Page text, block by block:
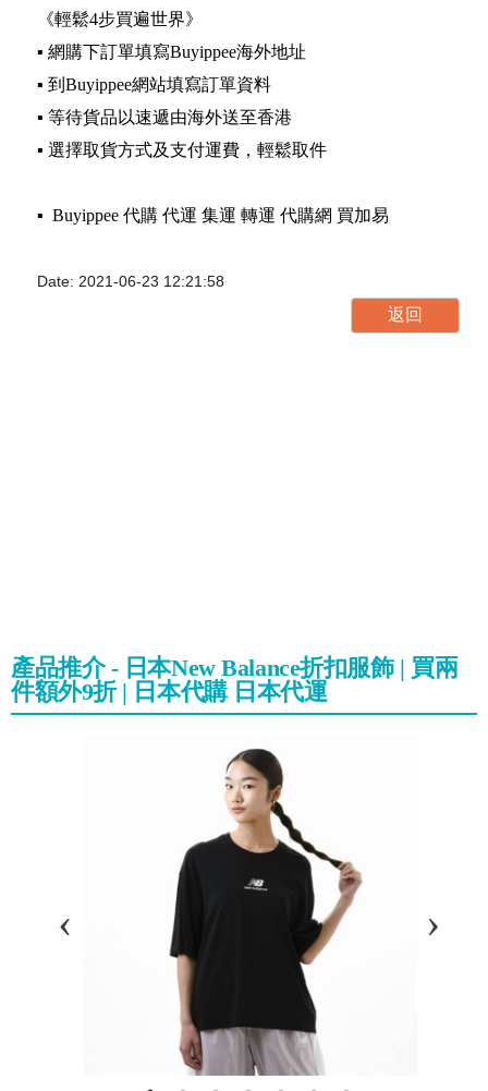
《輕鬆4步買遍世界》
▪️ 網購下訂單填寫Buyippee海外地址
▪️ 到Buyippee網站填寫訂單資料
▪️ 等待貨品以速遞由海外送至香港
▪️ 選擇取貨方式及支付運費，輕鬆取件
▪️ Buyippee 代購 代運 集運 轉運 代購網 買加易
Date: 2021-06-23 12:21:58
產品推介 - 日本New Balance折扣服飾 | 買兩
件額外9折 | 日本代購 日本代運